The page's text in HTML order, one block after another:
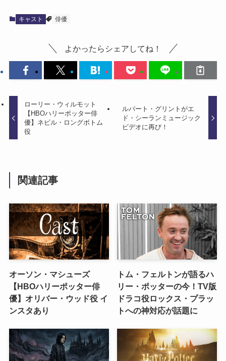
キャスト 俳優
よかったらシェアしてね！
ローリー・ウィルモット
【HBOハリーポッター俳
優】ネビル・ロングボトム
役
ルパート・グリントがエ
ド・シーランミュージック
ビデオに再び！
関連記事
オーソン・マシューズ
【HBOハリーポッター俳
優】オリバー・ウッド役 イ
ンスタあり
トム・フェルトンが語るハ
リー・ポッターの今！TV版
ドラコ役ロックス・プラッ
トへの神対応が話題に